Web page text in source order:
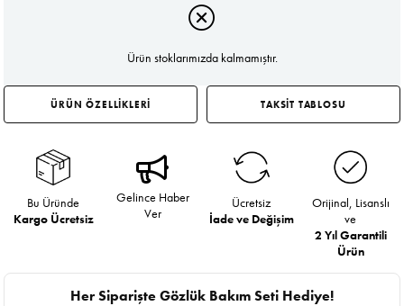
Ürün stoklarımızda kalmamıştır.
ÜRÜN ÖZELLİKLERİ TAKSİT TABLOSU
Bu Üründe
Kargo Ücretsiz
Gelince Haber
Ver
Ücretsiz
İade ve Değişim
Orijinal, Lisanslı
ve
2 Yıl Garantili
Ürün
Her Siparişte Gözlük Bakım Seti Hediye!